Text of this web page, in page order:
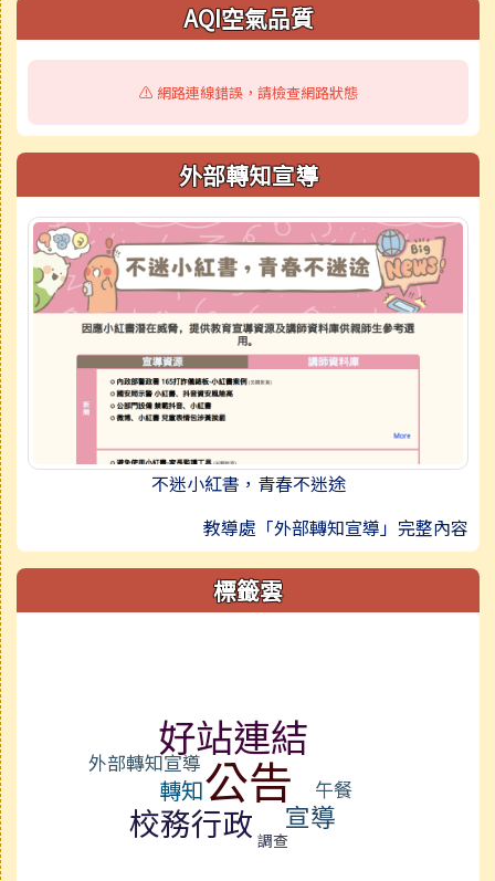
AQI空氣品質
⚠️ 網路連線錯誤，請檢查網路狀態
外部轉知宣導
不迷小紅書，青春不迷途
教導處「外部轉知宣導」完整內容
標籤雲
好站連結
外部轉知宣導 公告
轉知
校務行政 宣導
午餐
調查